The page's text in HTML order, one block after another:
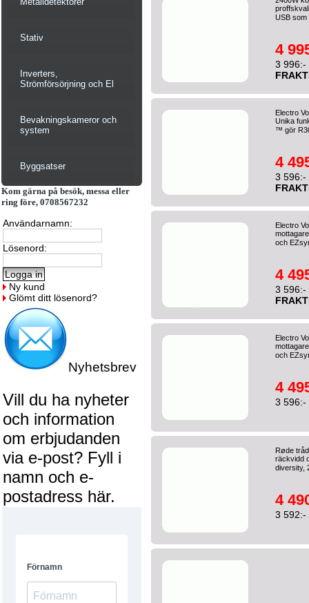
Stativ
Inverters,
Strömförsörjning och El
Bevakningskameror och
system
Byggsatser
Kom gärna på besök, messa eller
ring före, 0708567232
Användarnamn:
Lösenord:
Ny kund
Glömt ditt lösenord?
Nyhetsbrev
Vill du ha nyheter
och information
om erbjudanden
via e-post? Fyll i
namn och e-
postadress här.
USB
4
3 996:-
Electro
Unika
™ gör
4
3 596:-
Electro
och
4
3 596:-
Electro
och
4
3 596:-
Røde
räckvidd
diversity,
4
3 592:-